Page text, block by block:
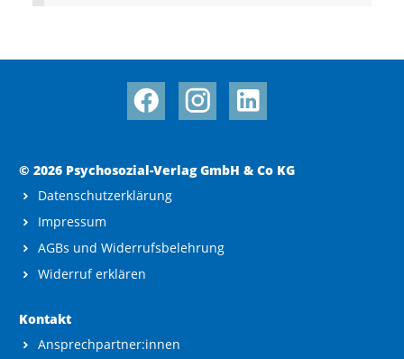
© 2026 Psychosozial-Verlag GmbH & Co KG
Datenschutzerklärung
Impressum
AGBs und Widerrufsbelehrung
Widerruf erklären
Kontakt
Ansprechpartner:innen